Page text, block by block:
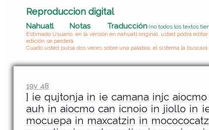
Reproduccion digital
Nahuatl Notas Traducción (no todos los textos
Estimado Usuario, en la versión en nahuatl original, usted podrá
edición se perderá.
Cuado usted pulsa dos veces sobre una palabra, el sistema la
19v 48
] ie qujtonja in ie camana injc aiocmo
auh in aiocmo can icnoio in jiollo in
mocuepa in maxcatzin in